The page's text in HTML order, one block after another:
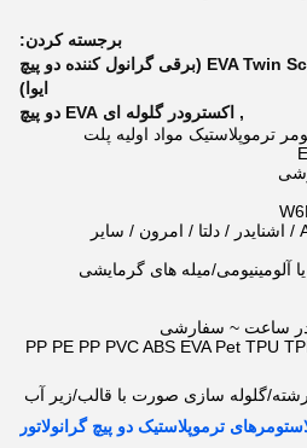
برجسته کردن:
EVA Twin Screw Granulating Extruder (برقی گرانول کننده دو پیچ
ایوا)
, اکسترودر گلوله ای EVA دو پیچ
ترموپلاستیک مواد اولیه پلت
آلومینیومی/میله های گرمایشی
PP PE PP PVC ABS EVA Pet TPU
گلوله سازی صورت با قالب/زیر آب